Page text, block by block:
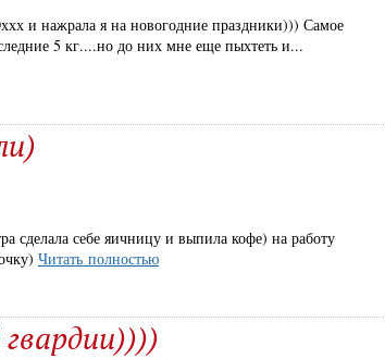
и нажрала я на новогодние праздники))) Самое
5 кг....но до них мне еще пыхтеть и...
себе яичницу и выпила кофе) на работу
Читать полностью